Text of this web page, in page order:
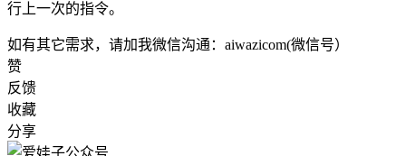
行上一次的指令。
如有其它需求，请加我微信沟通：aiwazicom(微信号）
赞
反馈
收藏
分享